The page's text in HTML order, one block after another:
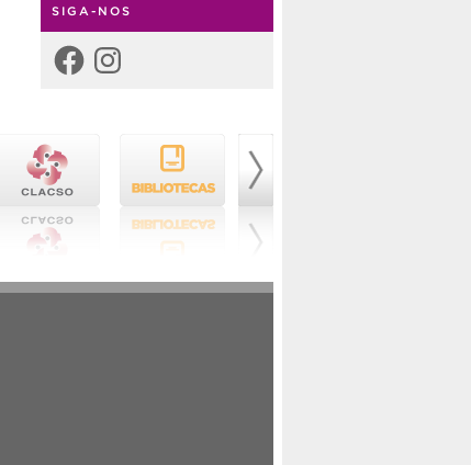
SIGA-NOS
FacebookInstagram